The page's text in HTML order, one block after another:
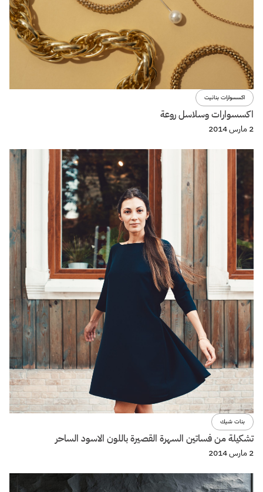
اكسسوارات بنانيت
اكسسوارات وسلاسل روعة
2 مارس 2014
بنات شيك
تشكيلة من فساتين السهرة القصيرة باللون الاسود الساحر
2 مارس 2014